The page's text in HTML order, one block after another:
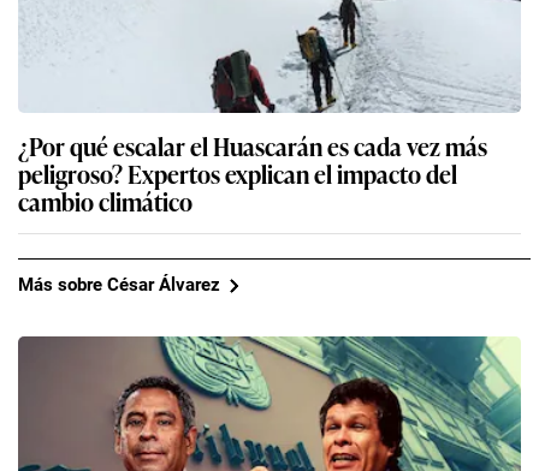
¿Por qué escalar el Huascarán es cada vez más
peligroso? Expertos explican el impacto del
cambio climático
Más sobre César Álvarez